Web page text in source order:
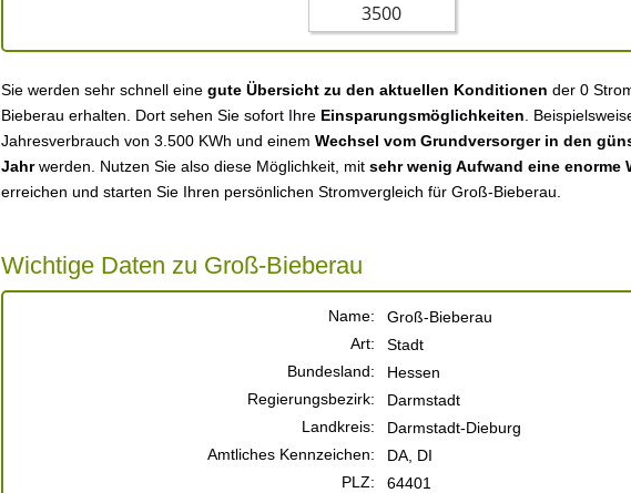
Sie werden sehr schnell eine gute Übersicht zu den aktuellen Konditionen der 0
Bieberau erhalten. Dort sehen Sie sofort Ihre Einsparungsmöglichkeiten .
Jahresverbrauch von 3.500 KWh und einem Wechsel vom Grundversorger in den
Jahrwerden. Nutzen Sie also diese Möglichkeit, mit sehr wenig Aufwand eine enorme
erreichen und starten Sie Ihren persönlichen Stromvergleich für Groß-Bieberau.
Wichtige Daten zu Groß-Bieberau
Name:
Groß-Bieberau
Art:
Stadt
Bundesland:
Hessen
Regierungsbezirk:
Darmstadt
Landkreis:
Darmstadt-Dieburg
Amtliches Kennzeichen:
DA, DI
PLZ:
64401